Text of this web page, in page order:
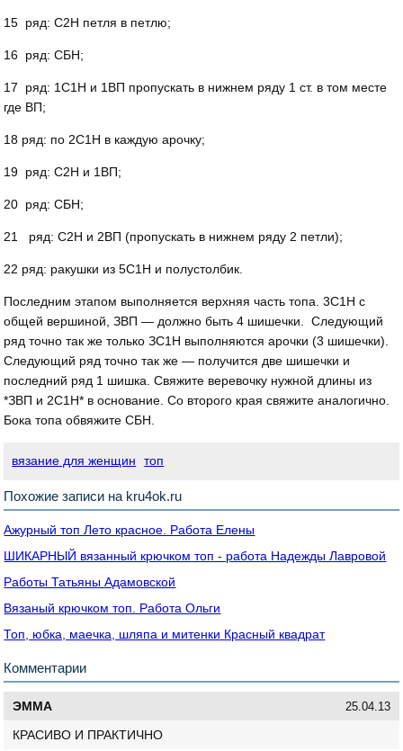
15 ряд: С2Н петля в петлю;
16 ряд: СБН;
17 ряд: 1С1Н и 1ВП пропускать в нижнем ряду 1 ст. в том месте
где ВП;
18 ряд: по 2С1Н в каждую арочку;
19 ряд: С2Н и 1ВП;
20 ряд: СБН;
21 ряд: С2Н и 2ВП (пропускать в нижнем ряду 2 петли);
22 ряд: ракушки из 5С1Н и полустолбик.
Последним этапом выполняется верхняя часть топа. 3C1H с
общей вершиной, ЗВП — должно быть 4 шишечки. Следующий
ряд точно так же только ЗС1Н выполняются арочки (3 шишечки).
Следующий ряд точно так же — получится две шишечки и
последний ряд 1 шишка. Свяжите веревочку нужной длины из
*ЗВП и 2С1Н* в основание. Со второго края свяжите аналогично.
Бока топа обвяжите СБН.
вязание для женщин топ
Похожие записи на kru4ok.ru
Ажурный топ Лето красное. Работа Елены
ШИКАРНЫЙ вязанный крючком топ - работа Надежды Лавровой
Работы Татьяны Адамовской
Вязаный крючком топ. Работа Ольги
Топ, юбка, маечка, шляпа и митенки Красный квадрат
Комментарии
ЭММА 25.04.13
КРАСИВО И ПРАКТИЧНО